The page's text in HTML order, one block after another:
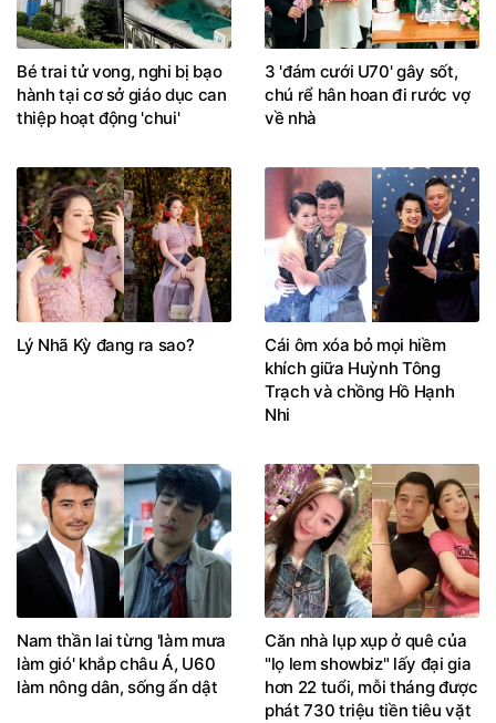
Bé trai tử vong, nghi bị bạo
hành tại cơ sở giáo dục can
thiệp hoạt động 'chui'
3 'đám cưới U70' gây sốt,
chú rể hân hoan đi rước vợ
về nhà
Lý Nhã Kỳ đang ra sao?
Cái ôm xóa bỏ mọi hiềm
khích giữa Huỳnh Tông
Trạch và chồng Hồ Hạnh
Nhi
Nam thần lai từng 'làm mưa
làm gió' khắp châu Á, U60
làm nông dân, sống ẩn dật
Căn nhà lụp xụp ở quê của
"lọ lem showbiz" lấy đại gia
hơn 22 tuổi, mỗi tháng được
phát 730 triệu tiền tiêu vặt